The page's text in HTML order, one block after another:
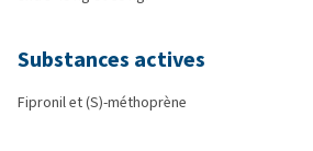
Substances actives
Fipronil et (S)-méthoprène